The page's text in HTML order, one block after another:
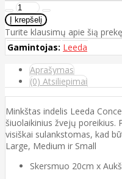
Turite klausimų apie šią
Gamintojas: Leeda
Aprašymas
(0) Atsiliepimai
Minkštas indelis Leeda
šiuolaikinius žvejų poreikius.
visiškai sulankstomas, kad
Large, Medium ir Small
Skersmuo 20cm x